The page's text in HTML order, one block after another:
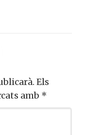
Els
amb *